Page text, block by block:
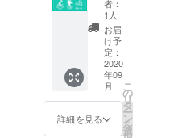
離れた
場所か
らの見
学の予
定で
す。 ■
個別オ
フ会
（夢咲
あい
影スケ
ジュー
ルの都
合にな
りま
す。 現
地まで
の交通
費は御
負担下
ます。
■BBQ
オフ会
参加
券-10/1
8開催※
雨天は
別の内
容
※1000
売CDア
ルバム
■ランダ
ムピン
チェキ
（サイ
ン入
り） ■
限定T
シャツ
者：
1人
お届
け予
定：
2020
年09
月
詳細を見る
こ
の
リ
タ
ー
ン
を
選